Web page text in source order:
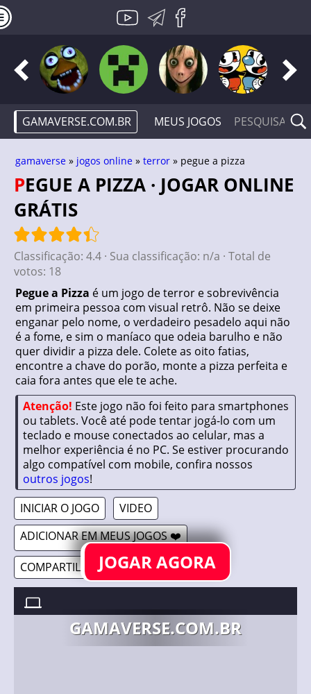
GAMAVERSE.COM.BR MEUS JOGOS
gamaverse » jogos online » terror » pegue a pizza
PEGUE A PIZZA · JOGAR ONLINE
GRÁTIS
Classificação: 4.4 · Sua classificação: n/a · Total de
votos: 18
Pegue a Pizza é um jogo de terror e sobrevivência
em primeira pessoa com visual retrô. Não se deixe
enganar pelo nome, o verdadeiro pesadelo aqui não
é a fome, e sim o maníaco que odeia barulho e não
quer dividir a pizza dele. Colete as oito fatias,
encontre a chave do porão, monte a pizza perfeita e
caia fora antes que ele te ache.
Atenção! Este jogo não foi feito para smartphones
ou tablets. Você até pode tentar jogá-lo com um
teclado e mouse conectados ao celular, mas a
melhor experiência é no PC. Se estiver procurando
algo compatível com mobile, confira nossos
outros jogos!
INICIAR O JOGO
VIDEO
ADICIONAR EM MEUS JOGOS ❤️
COMPARTILHAR 🔗JOGAR AGORA
GAMAVERSE.COM.BR
GET THE PIZZA //